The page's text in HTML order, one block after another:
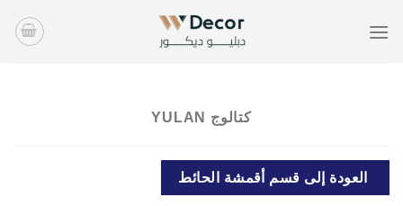
للمحتوى
كتالوج YULAN
العودة إلى قسم أقمشة الحائط